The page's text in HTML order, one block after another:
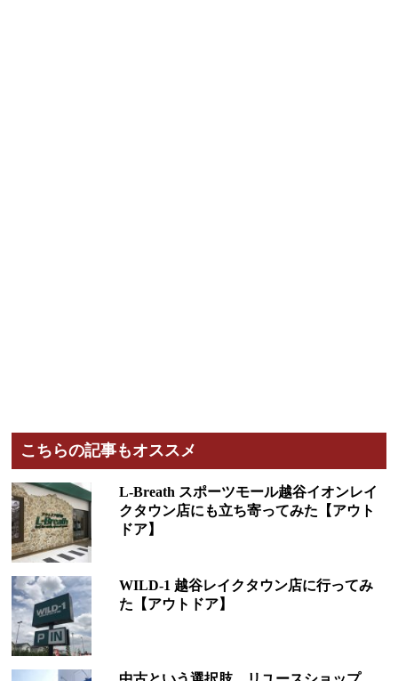
こちらの記事もオススメ
L-Breath スポーツモール越谷イオンレイ
クタウン店にも立ち寄ってみた【アウト
ドア】
WILD-1 越谷レイクタウン店に行ってみ
た【アウトドア】